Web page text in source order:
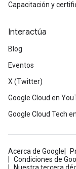
Capacitación y
Interactúa
Blog
Eventos
X (Twitter)
Google Cloud en
Google Cloud Tech
Acerca de Google
Condiciones de